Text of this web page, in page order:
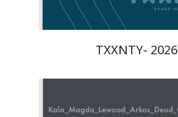
TXXNTY- 2026